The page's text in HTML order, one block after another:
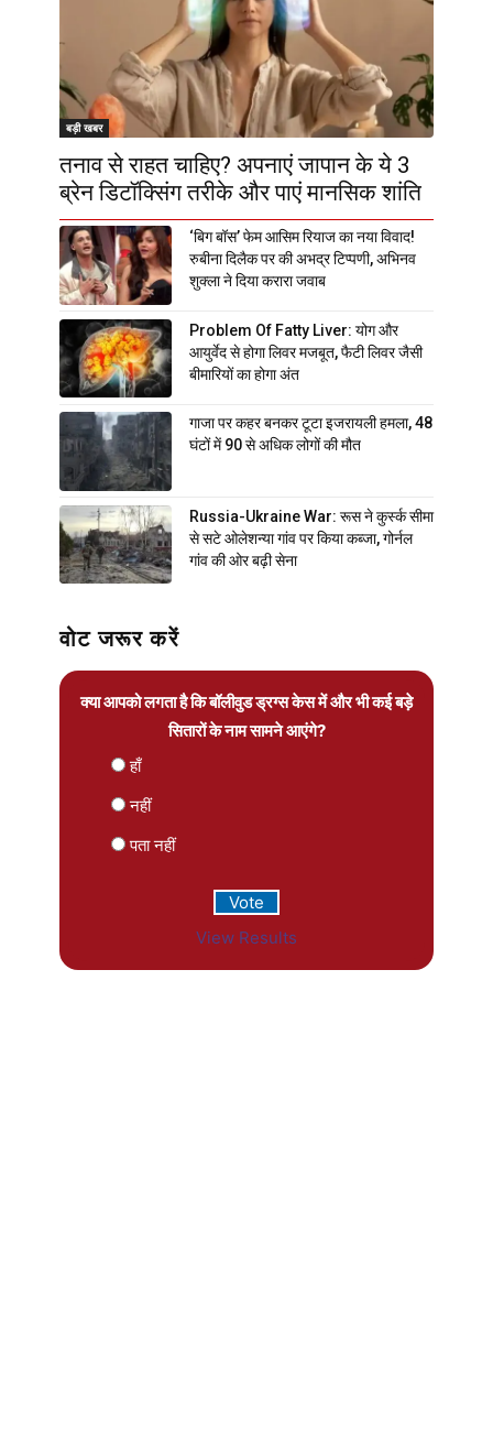
बड़ी खबर
तनाव से राहत चाहिए? अपनाएं जापान के ये 3
ब्रेन डिटॉक्सिंग तरीके और पाएं मानसिक शांति
‘बिग बॉस’ फेम आसिम रियाज का नया विवाद!
रुबीना दिलैक पर की अभद्र टिप्पणी, अभिनव
शुक्ला ने दिया करारा जवाब
Problem Of Fatty Liver: योग और
आयुर्वेद से होगा लिवर मजबूत, फैटी लिवर जैसी
बीमारियों का होगा अंत
गाजा पर कहर बनकर टूटा इजरायली हमला, 48
घंटों में 90 से अधिक लोगों की मौत
Russia-Ukraine War: रूस ने कुर्स्क सीमा
से सटे ओलेशन्या गांव पर किया कब्जा, गोर्नल
गांव की ओर बढ़ी सेना
वोट जरूर करें
क्या आपको लगता है कि बॉलीवुड ड्रग्स केस में और भी कई बड़े
सितारों के नाम सामने आएंगे?
हाँ
नहीं
पता नहीं
View Results